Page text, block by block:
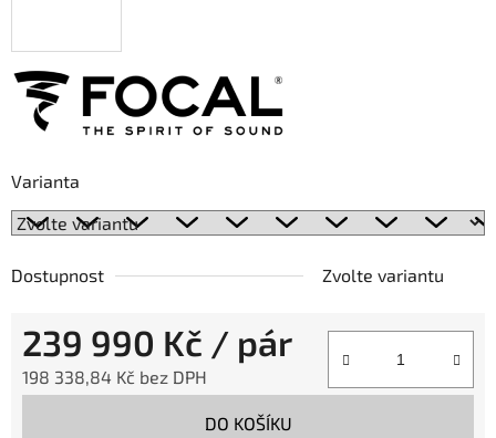
Varianta
Dostupnost Zvolte variantu
239 990 Kč / pár
198 338,84 Kč bez DPH
DO KOŠÍKU